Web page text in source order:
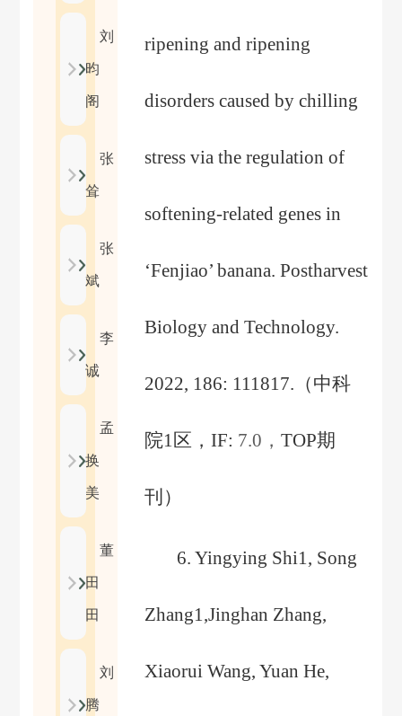
刘
昀
阁
张
耸
张
斌
李
诚
孟
换
美
董
田
田
刘
腾
ripening and ripening
disorders caused by chilling
stress via the regulation of
softening-related genes in
‘Fenjiao’ banana. Postharvest
Biology and Technology.
2022, 186: 111817. （中科
院1区， IF: 7.0 ， TOP期
刊 ）
6. Yingying Shi1, Song
Zhang1,Jinghan Zhang,
Xiaorui Wang, Yuan He,